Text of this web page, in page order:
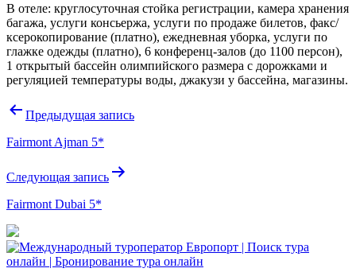
В отеле: круглосуточная стойка регистрации, камера хранения
багажа, услуги консьержа, услуги по продаже билетов, факс/
ксерокопирование (платно), ежедневная уборка, услуги по
глажке одежды (платно), 6 конференц-залов (до 1100 персон),
1 открытый бассейн олимпийского размера с дорожками и
регуляцией температуры воды, джакузи у бассейна, магазины.
Навигация
записям
Предыдущая запись
Fairmont Ajman 5*
Следующая запись
Fairmont Dubai 5*